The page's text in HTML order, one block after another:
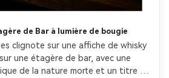
de Bar à lumière de bougie
clignote sur une affiche de whisky
une étagère de bar, avec une
de la nature morte et un titre